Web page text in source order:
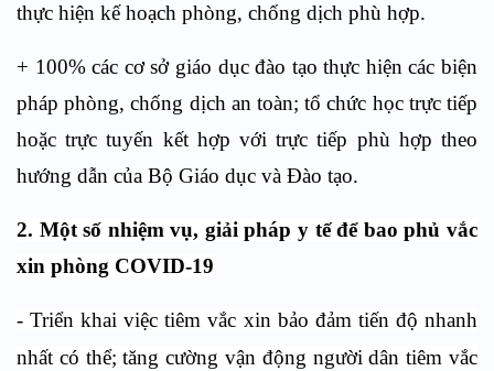
thực hiện kế hoạch phòng, chống dịch phù hợp.
+ 100% các cơ sở giáo dục đào tạo thực hiện các biện
pháp phòng, chống dịch an toàn; tổ chức học trực tiếp
hoặc trực tuyến kết hợp với trực tiếp phù hợp theo
hướng dẫn của Bộ Giáo dục và Đào tạo.
2. Một số nhiệm vụ, giải pháp y tế để bao phủ vắc
xin phòng COVID-19
- Triển khai việc tiêm vắc xin bảo đảm tiến độ nhanh
nhất có thể; tăng cường vận động người dân tiêm vắc